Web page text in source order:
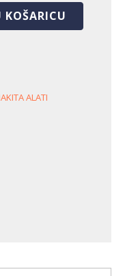
KOŠARICU
ALATI